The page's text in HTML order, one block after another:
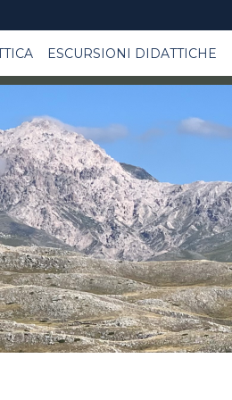
ESCURSIONI DIDATTICHE